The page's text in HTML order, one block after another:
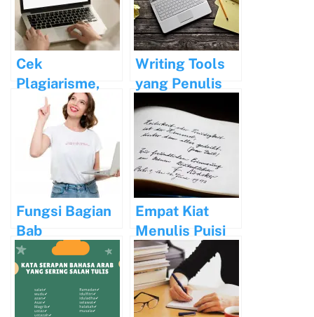
Cek
Plagiarisme,
Apakah Perlu?
Writing Tools
yang Penulis
Wajib Tahu
Fungsi Bagian
Bab
Pendahuluan
Pada Buku
Referensi
Empat Kiat
Menulis Puisi
Modern yang
Unik